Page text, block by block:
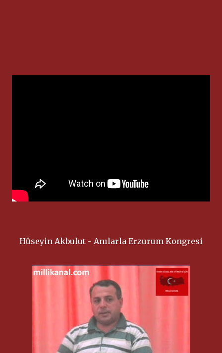
Hüseyin Akbulut - Anılarla Erzurum Kongresi